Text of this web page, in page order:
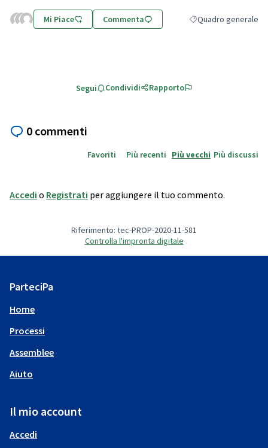
Mi Piace Commenta Filtra i risultati per
Quadro generale
Segui Condividi Rapporto
0 commenti
Favoriti Più recenti Più vecchi Più discussi
Accedi o Registrati per aggiungere il tuo commento.
Riferimento: tec-PROP-2020-11-581
Controlla l'impronta digitale
ParteciPa
Home
Processi
Assemblee
Aiuto
Il mio account
Accedi